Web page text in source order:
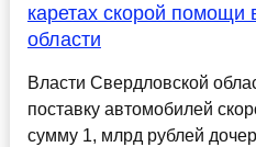
каретах скорой помощи
области
Власти Свердловской
поставку автомобилей
сумму 1, млрд рублей